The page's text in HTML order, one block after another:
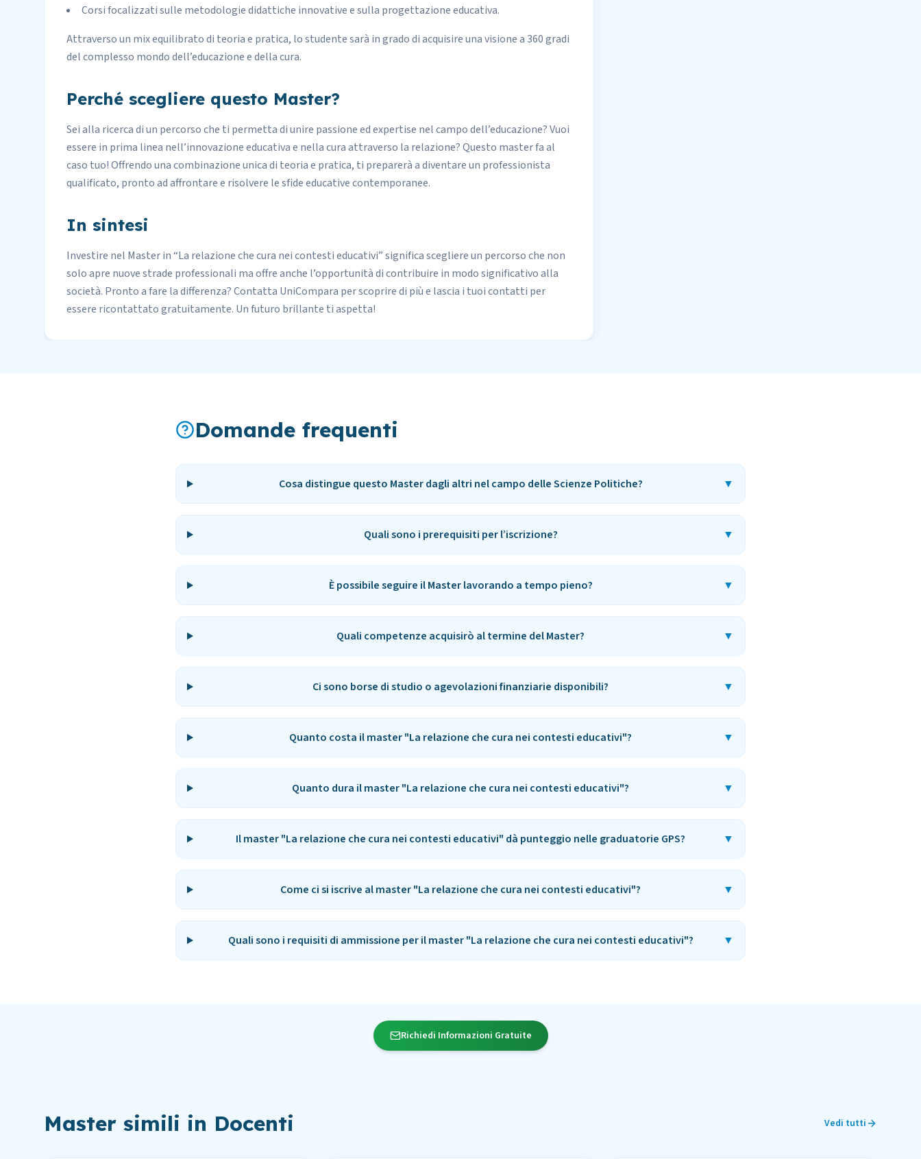
Corsi focalizzati sulle metodologie didattiche innovative e sulla progettazione educativa.
Attraverso un mix equilibrato di teoria e pratica, lo studente sarà in grado di acquisire una visione a 360 gradi
del complesso mondo dell’educazione e della cura.
Perché scegliere questo Master?
Sei alla ricerca di un percorso che ti permetta di unire passione ed expertise nel campo dell’educazione? Vuoi
essere in prima linea nell’innovazione educativa e nella cura attraverso la relazione? Questo master fa al
caso tuo! Offrendo una combinazione unica di teoria e pratica, ti preparerà a diventare un professionista
qualificato, pronto ad affrontare e risolvere le sfide educative contemporanee.
In sintesi
Investire nel Master in “La relazione che cura nei contesti educativi” significa scegliere un percorso che non
solo apre nuove strade professionali ma offre anche l’opportunità di contribuire in modo significativo alla
società. Pronto a fare la differenza? Contatta UniCompara per scoprire di più e lascia i tuoi contatti per
essere ricontattato gratuitamente. Un futuro brillante ti aspetta!
Domande frequenti
Cosa distingue questo Master dagli altri nel campo delle Scienze Politiche? ▼
Quali sono i prerequisiti per l’iscrizione? ▼
È possibile seguire il Master lavorando a tempo pieno? ▼
Quali competenze acquisirò al termine del Master? ▼
Ci sono borse di studio o agevolazioni finanziarie disponibili? ▼
Quanto costa il master "La relazione che cura nei contesti educativi"? ▼
Quanto dura il master "La relazione che cura nei contesti educativi"? ▼
Il master "La relazione che cura nei contesti educativi" dà punteggio nelle graduatorie GPS? ▼
Come ci si iscrive al master "La relazione che cura nei contesti educativi"? ▼
Quali sono i requisiti di ammissione per il master "La relazione che cura nei contesti educativi"? ▼
Richiedi Informazioni Gratuite
Master simili in Docenti Vedi tutti